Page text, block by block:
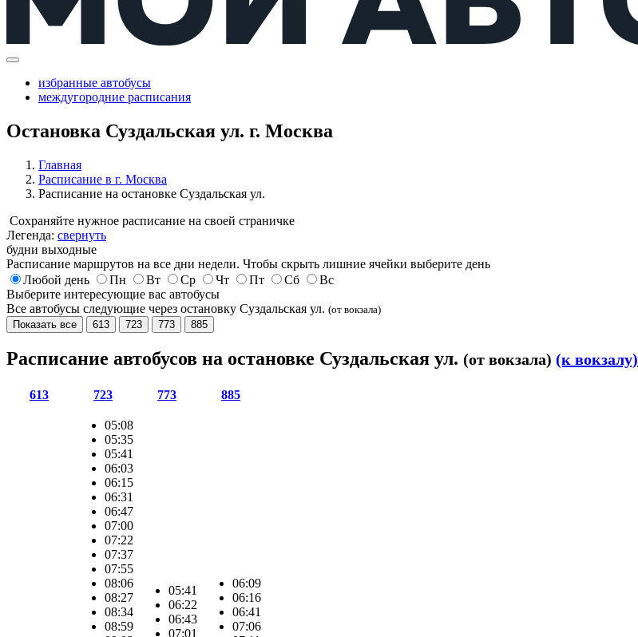
избранные автобусы
междугородние расписания
Остановка Суздальская ул. г. Москва
Главная
Расписание в г. Москва
Расписание на остановке Суздальская ул.
Сохраняйте нужное расписание на своей страничке
Легенда: свернуть
будни выходные
Расписание маршрутов на все дни недели. Чтобы скрыть лишние ячейки выберите день
Любой день
Пн Вт Ср Чт Пт Сб
Вс
Выберите интересующие вас автобусы
Все автобусы следующие через остановку Суздальская ул. (от вокзала)
Показать все
613 723 773 885
Расписание автобусов на остановке Суздальская ул. (от вокзала) (к вокзалу)
613 723 773 885
05:08
05:35
05:41
06:03
06:15
06:31
06:47
07:00
07:22
07:37
07:55
08:06
08:27
08:34
08:59
05:41
06:22
06:43
07:01
06:09
06:16
06:41
07:06